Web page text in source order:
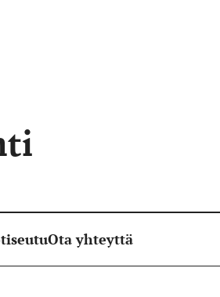
Ota yhteyttä